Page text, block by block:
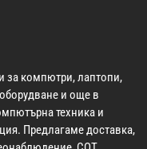
за компютри, лаптопи,
и още в
техника и
Предлагаме доставка,